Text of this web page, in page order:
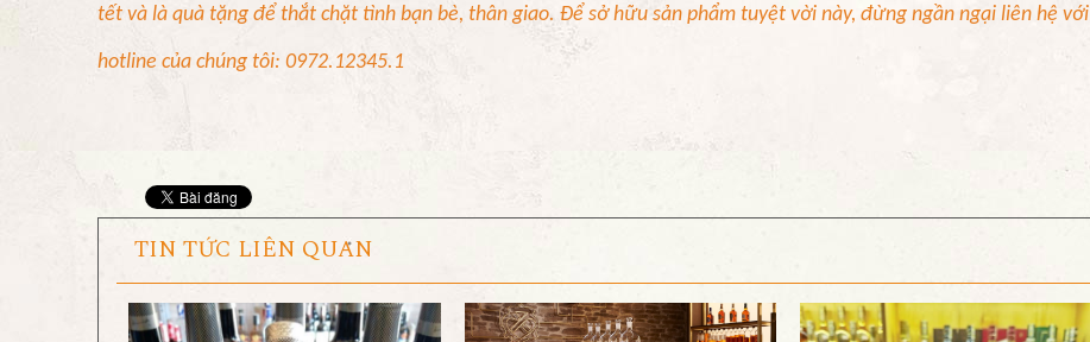
tết và là quà tặng để thắt chặt tình bạn bè, thân giao. Để sở hữu sản phẩm tuyệt vời này, đừng ngần ngại liên hệ với
hotline của chúng tôi: 0972.12345.1
TIN TỨC LIÊN QUAN